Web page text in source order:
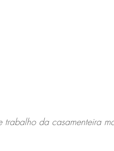
da casamenteira